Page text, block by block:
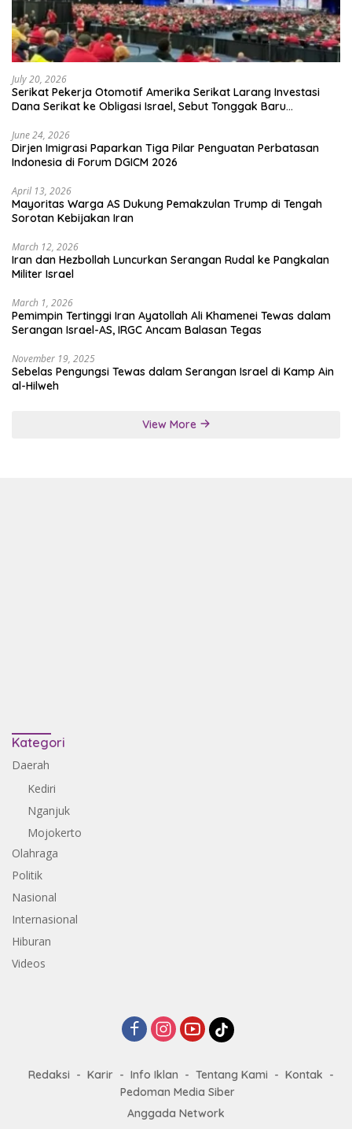
July 20, 2026
Serikat Pekerja Otomotif Amerika Serikat Larang Investasi
Dana Serikat ke Obligasi Israel, Sebut Tonggak Baru
June 24, 2026
Dirjen Imigrasi Paparkan Tiga Pilar Penguatan Perbatasan
Indonesia di Forum DGICM 2026
April 13, 2026
Mayoritas Warga AS Dukung Pemakzulan Trump di Tengah
Sorotan Kebijakan Iran
March 12, 2026
Iran dan Hezbollah Luncurkan Serangan Rudal ke Pangkalan
Militer Israel
March 1, 2026
Pemimpin Tertinggi Iran Ayatollah Ali Khamenei Tewas dalam
Serangan Israel-AS, IRGC Ancam Balasan Tegas
November 19, 2025
Sebelas Pengungsi Tewas dalam Serangan Israel di Kamp Ain
al-Hilweh
View More
Kategori
Daerah
Kediri
Nganjuk
Mojokerto
Olahraga
Politik
Nasional
Internasional
Hiburan
Videos
Redaksi Karir Info Iklan Tentang Kami
Kontak
Pedoman Media Siber
Anggada Network